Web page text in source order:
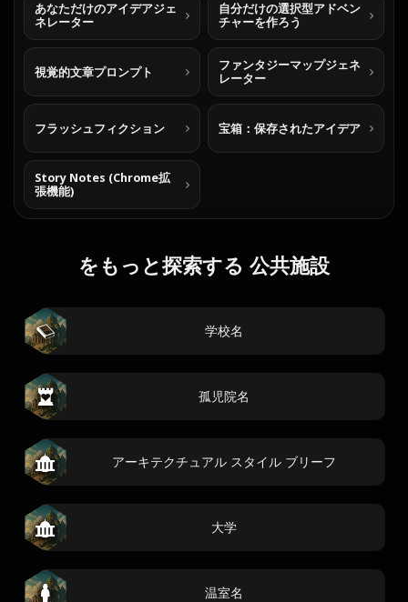
あなただけのアイデアジェ
ネレーター
自分だけの選択型アドベン
チャーを作ろう
視覚的文章プロンプト
ファンタジーマップジェネ
レーター
フラッシュフィクション 宝箱：保存されたアイデア
Story Notes (Chrome拡
張機能)
をもっと探索する 公共施設
学校名
孤児院名
アーキテクチュアル スタイル ブリーフ
大学
温室名